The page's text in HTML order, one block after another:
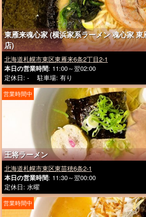
東雁来魂心家 (横浜家系ラーメン 魂心家 東
店)
北海道札幌市東区東雁来6条2丁目2-1
本日の営業時間: 11:00～翌02:00
定休日: - 駐車場: 有り
王将ラーメン
営業時間中
北海道札幌市東区東苗穂6条2-1
本日の営業時間: 11:30～翌00:00
定休日: 水曜
営業時間中